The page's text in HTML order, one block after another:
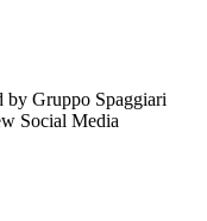
by Gruppo Spaggiari
Social Media